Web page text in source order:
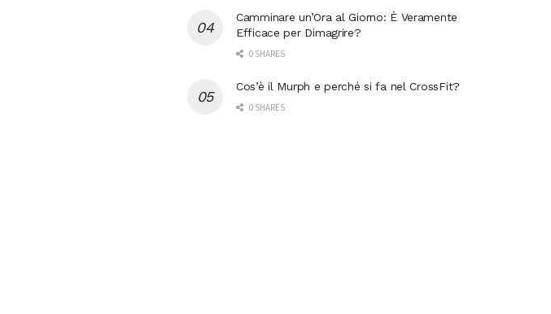
Camminare un’Ora al Giorno: È Veramente
Efficace per Dimagrire?
0 SHARES
Cos’è il Murph e perché si fa nel CrossFit?
0 SHARES